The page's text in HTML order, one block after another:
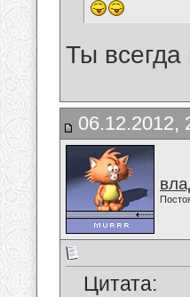
Ты всегда
06.12.2012,
Цитата: